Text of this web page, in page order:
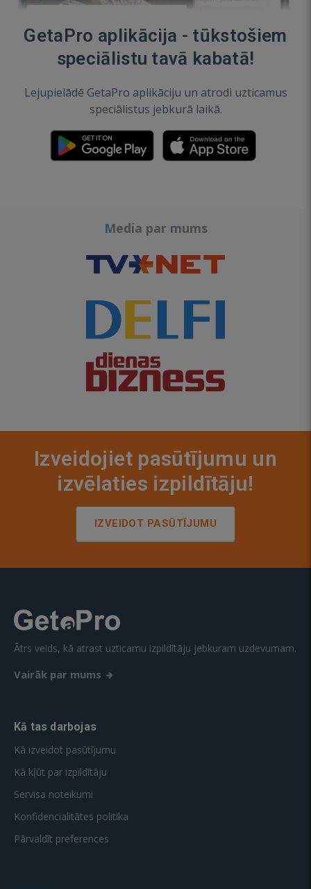
GetaPro aplikācija - tūkstošiem
speciālistu tavā kabatā!
Lejupielādē GetaPro aplikāciju un atrodi uzticamus
speciālistus jebkurā laikā.
Media par mums
Izveidojiet pasūtījumu un
izvēlaties izpildītāju!
IZVEIDOT PASŪTĪJUMU
Ātrs veids, kā atrast uzticamu izpildītāju jebkuram uzdevumam.
Vairāk par mums
Kā tas darbojas
Kā izveidot pasūtījumu
Kā kļūt par izpildītāju
Servisa noteikumi
Konfidencialitātes politika
Pārvaldīt preferences